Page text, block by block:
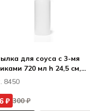
для соуса с 3-мя
720 мл h 24,5 cм,
цвет белый
8450
₽ 300 ₽